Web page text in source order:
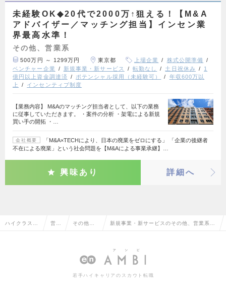
未経験OK◆20代で2000万↑狙える！【M&A
アドバイザー／マッチング担当】インセン業
界最高水準！
その他、営業系
500万円 ～ 1299万円 東京都 上場企業
株式公開準備
ベンチャー企業
新規事業・新サービス 転勤なし 土日祝休み
1
億円以上資金調達済
ポテンシャル採用（未経験可）
年収600万以
上
インセンティブ制度
【業務内容】 M&Aのマッチング担当者として、以下の業務
に従事していただきます。 ・案件の分析 ・架電による新規
買い手の開拓 ・…
会社概要
「M&A×TECHにより、日本の廃業をゼロにする」 「企業の後継者
不在による廃業」という社会問題を【M&Aによる事業承継】…
興味あり 詳細へ
ハイクラス求 営業 その他、 新規事業・新サービスのその他、営業系の
若手ハイキャリアのスカウト転職